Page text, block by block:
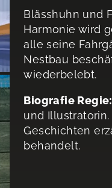
Blässhuhn und
Harmonie wird
alle seine
Nestbau
wiederbelebt.
Biografie Regie:
und
Geschichten
behandelt.